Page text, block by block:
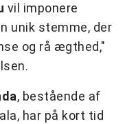
vil imponere
unik stemme, der
og rå ægthed,"
, bestående af
har på kort tid